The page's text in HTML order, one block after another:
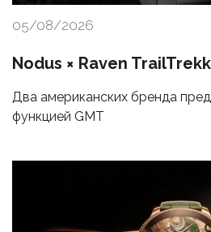
05/08/2026
Nodus × Raven
Два американских бренда
функцией GMT